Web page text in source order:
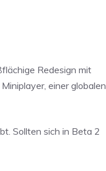
Redesign mit
einer globalen
Sollten sich in Beta 2